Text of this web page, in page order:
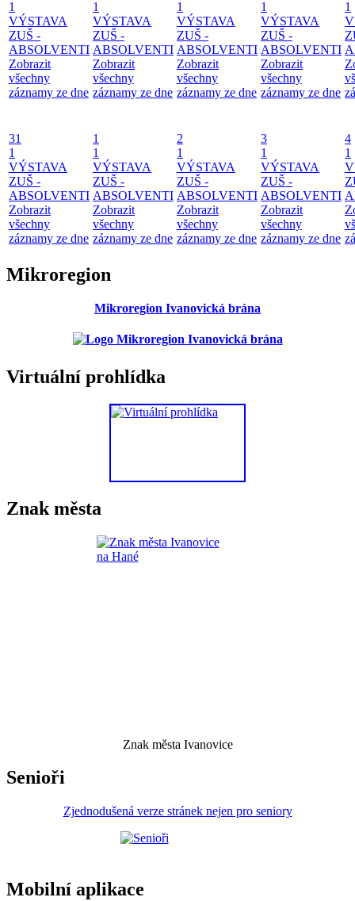
1
VÝSTAVA
ZUŠ -
ABSOLVENTI
Zobrazit
všechny
záznamy ze dne
1
VÝSTAVA
ZUŠ -
ABSOLVENTI
Zobrazit
všechny
záznamy ze dne
1
VÝSTAVA
ZUŠ -
ABSOLVENTI
Zobrazit
všechny
záznamy ze dne
1
VÝSTAVA
ZUŠ -
ABSOLVENTI
Zobrazit
všechny
záznamy ze dne
1
31
1
VÝSTAVA
ZUŠ -
ABSOLVENTI
Zobrazit
všechny
záznamy ze dne
1
1
VÝSTAVA
ZUŠ -
ABSOLVENTI
Zobrazit
všechny
záznamy ze dne
2
1
VÝSTAVA
ZUŠ -
ABSOLVENTI
Zobrazit
všechny
záznamy ze dne
3
1
VÝSTAVA
ZUŠ -
ABSOLVENTI
Zobrazit
všechny
záznamy ze dne
4
1
Mikroregion
Mikroregion Ivanovická brána
Virtuální prohlídka
Znak města
Znak města Ivanovice
Senioři
Zjednodušená verze stránek nejen pro seniory
Mobilní aplikace